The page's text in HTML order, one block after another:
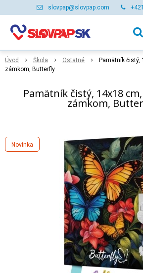
slovpap@slovpap.com
Úvod Škola Ostatné
Pamätník čistý,
zámkom, Butterfly
Pamätník čistý, 14x18
zámkom,
Novinka